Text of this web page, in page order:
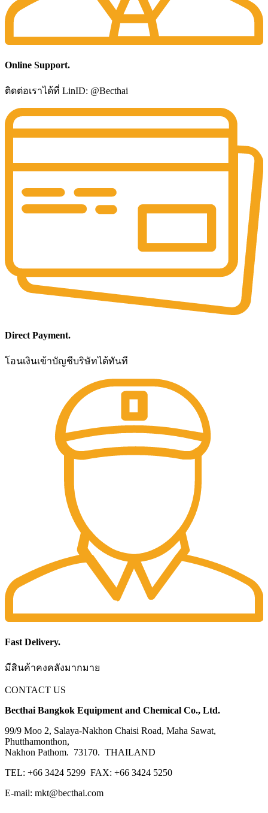
Online Support.
ติดต่อเราได้ที่ LinID: @Becthai
Direct Payment.
โอนเงินเข้าบัญชีบริษัทได้ทันที
Fast Delivery.
มีสินค้าคงคลังมากมาย
CONTACT US
Becthai Bangkok Equipment and Chemical Co., Ltd.
99/9 Moo 2, Salaya-Nakhon Chaisi Road, Maha Sawat,
Phutthamonthon,
Nakhon Pathom. 73170. THAILAND
TEL: +66 3424 5299 FAX: +66 3424 5250
E-mail: mkt@becthai.com